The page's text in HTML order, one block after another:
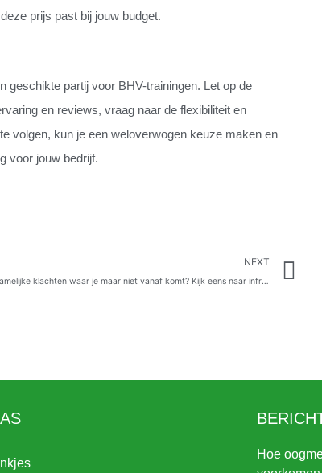
prijs past bij jouw budget.
geschikte partij voor BHV-trainingen. Let op de
en reviews, vraag naar de flexibiliteit en
volgen, kun je een weloverwogen keuze maken en
voor jouw bedrijf.
NEXT
Lichamelijke klachten waar je maar niet vanaf komt? Kijk eens naar infrarood lampen
Hoe